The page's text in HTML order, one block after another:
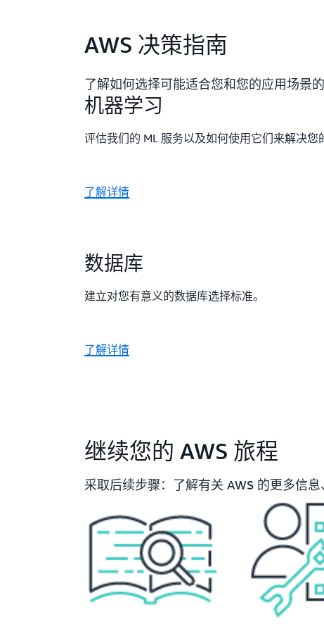
AWS 决策指南
了解如何选择可能适合您和您的应用场景的
机器学习
评估我们的 ML 服务以及如何使用它们来解决您
了解详情
数据库
建立对您有意义的数据库选择标准。
了解详情
继续您的 AWS 旅程
采取后续步骤：了解有关 AWS 的更多信